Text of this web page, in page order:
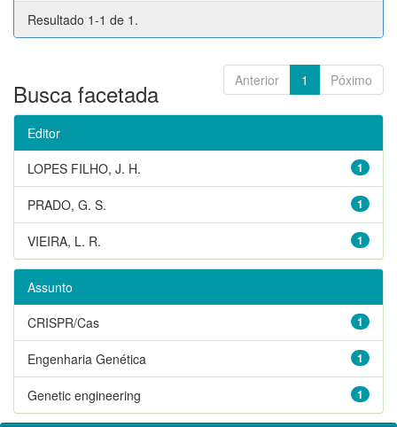
Resultado 1-1 de 1.
Anterior 1 Póximo
Busca facetada
Editor
1
LOPES FILHO, J. H.
1
PRADO, G. S.
1
VIEIRA, L. R.
Assunto
1
CRISPR/Cas
1
Engenharia Genética
1
Genetic engineering